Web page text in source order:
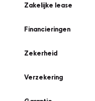
Zakelijke lease
Financieringen
Zekerheid
Verzekering